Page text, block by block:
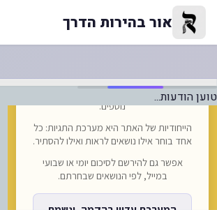
אור בהירות הדרך
אור בהירות הדרך
טוען הודעות...